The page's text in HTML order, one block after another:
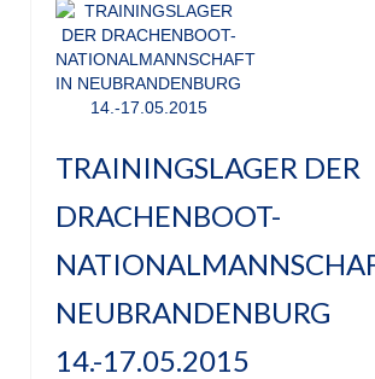
TRAININGSLAGER DER
DRACHENBOOT-
NEUBRANDENBURG
14.-17.05.2015